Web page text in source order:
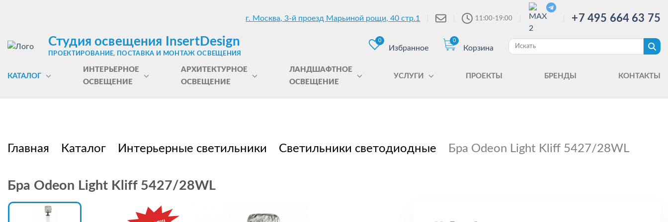
г. Москва, 3-й проезд Марьиной рощи, 40 стр.1 11:00-19:00 +7 495 664 63 75
Студия освещения InsertDesign
ПРОЕКТИРОВАНИЕ, ПОСТАВКА И МОНТАЖ ОСВЕЩЕНИЯ
0
Избранное
0
Корзина
КАТАЛОГ
ИНТЕРЬЕРНОЕ
ОСВЕЩЕНИЕ
АРХИТЕКТУРНОЕ
ОСВЕЩЕНИЕ
ЛАНДШАФТНОЕ
ОСВЕЩЕНИЕ
УСЛУГИ ПРОЕКТЫ БРЕНДЫ КОНТАКТЫ
Главная Каталог Интерьерные светильники Светильники светодиодные Бра Odeon Light Kliff 5427/28WL
Бра Odeon Light Kliff 5427/28WL